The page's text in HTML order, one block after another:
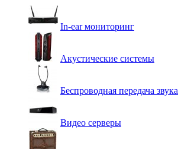
In-ear мониторинг
Акустические системы
Беспроводная передача звука
Видео серверы